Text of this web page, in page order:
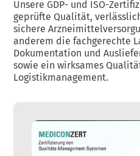
Unsere GDP- und ISO-
geprüfte Qualität,
sichere
anderem die fachgerechte
Dokumentation und
sowie ein wirksames
Logistikmanagement.